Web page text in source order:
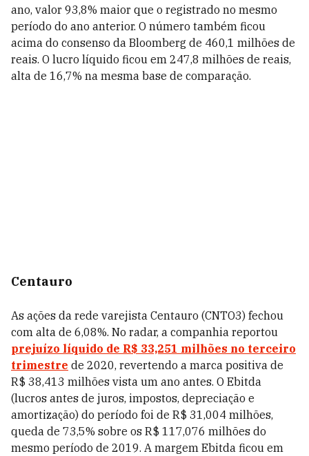
ano, valor 93,8% maior que o registrado no mesmo
período do ano anterior. O número também ficou
acima do consenso da Bloomberg de 460,1 milhões de
reais. O lucro líquido ficou em 247,8 milhões de reais,
alta de 16,7% na mesma base de comparação.
Centauro
As ações da rede varejista Centauro (CNTO3) fechou
com alta de 6,08%. No radar, a companhia reportou
prejuízo líquido de R$ 33,251 milhões no terceiro
trimestre de 2020, revertendo a marca positiva de
R$ 38,413 milhões vista um ano antes. O Ebitda
(lucros antes de juros, impostos, depreciação e
amortização) do período foi de R$ 31,004 milhões,
queda de 73,5% sobre os R$ 117,076 milhões do
mesmo período de 2019. A margem Ebitda ficou em